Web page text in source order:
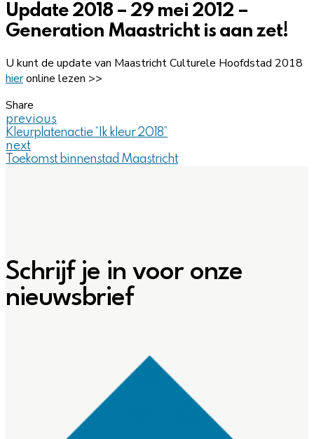
Update 2018 – 29 mei 2012 –
Generation Maastricht is aan zet!
U kunt de update van Maastricht Culturele Hoofdstad 2018
hieronline lezen >>
Share
previous
Kleurplatenactie “Ik kleur 2018”
next
Toekomst binnenstad Maastricht
Schrijf je in voor onze
nieuwsbrief